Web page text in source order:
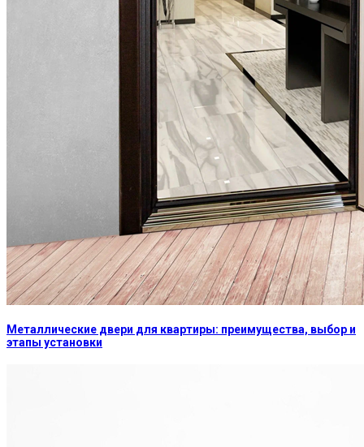
Металлические двери для квартиры: преимущества, выбор и
этапы установки